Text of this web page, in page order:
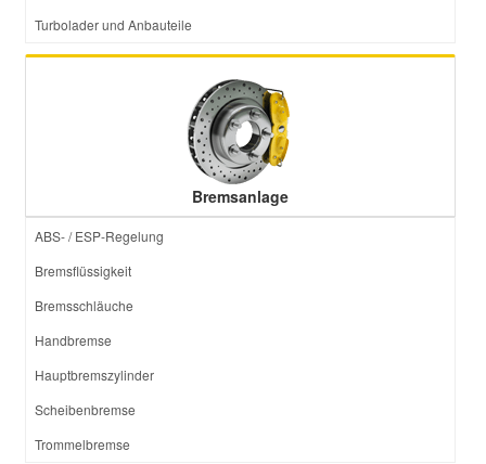
Turbolader und Anbauteile
Bremsanlage
ABS- / ESP-Regelung
Bremsflüssigkeit
Bremsschläuche
Handbremse
Hauptbremszylinder
Scheibenbremse
Trommelbremse
Vauxhall Ersatzteile